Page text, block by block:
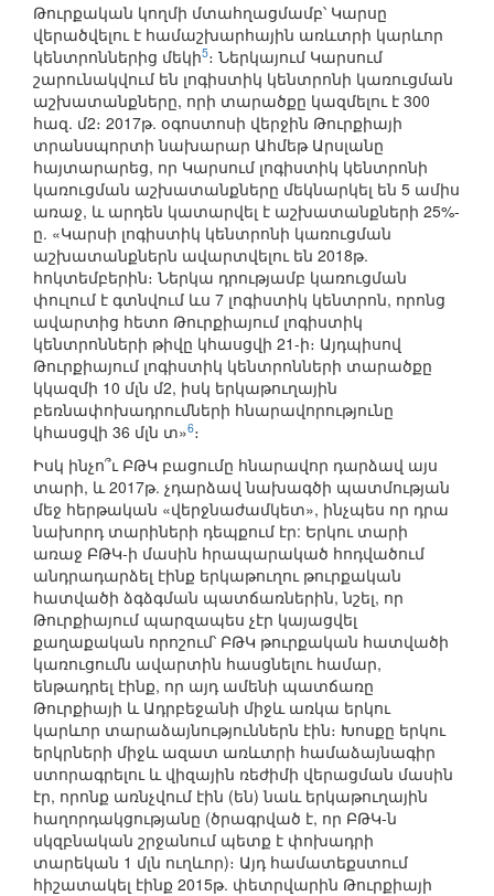
Թուրքական կողմի մտահղացմամբ՝ Կարսը
վերածվելու է համաշխարհային առևտրի կարևոր
կենտրոններից մեկի5։ Ներկայում Կարսում
շարունակվում են լոգիստիկ կենտրոնի կառուցման
աշխատանքները, որի տարածքը կազմելու է 300
հազ. մ2։ 2017թ. օգոստոսի վերջին Թուրքիայի
տրանսպորտի նախարար Ահմեթ Արսլանը
հայտարարեց, որ Կարսում լոգիստիկ կենտրոնի
կառուցման աշխատանքները մեկնարկել են 5 ամիս
առաջ, և արդեն կատարվել է աշխատանքների 25%-
ը. «Կարսի լոգիստիկ կենտրոնի կառուցման
աշխատանքներն ավարտվելու են 2018թ.
հոկտեմբերին։ Ներկա դրությամբ կառուցման
փուլում է գտնվում ևս 7 լոգիստիկ կենտրոն, որոնց
ավարտից հետո Թուրքիայում լոգիստիկ
կենտրոնների թիվը կհասցվի 21-ի։ Այդպիսով
Թուրքիայում լոգիստիկ կենտրոնների տարածքը
կկազմի 10 մլն մ2, իսկ երկաթուղային
բեռնափոխադրումների հնարավորությունը
կհասցվի 36 մլն տ»6։
Իսկ ինչո՞ւ ԲԹԿ բացումը հնարավոր դարձավ այս
տարի, և 2017թ. չդարձավ նախագծի պատմության
մեջ հերթական «վերջնաժամկետ», ինչպես որ դրա
նախորդ տարիների դեպքում էր: Երկու տարի
առաջ ԲԹԿ-ի մասին հրապարակած հոդվածում
անդրադարձել էինք երկաթուղու թուրքական
հատվածի ձգձգման պատճառներին, նշել, որ
Թուրքիայում պարզապես չէր կայացվել
քաղաքական որոշում՝ ԲԹԿ թուրքական հատվածի
կառուցումն ավարտին հասցնելու համար,
ենթադրել էինք, որ այդ ամենի պատճառը
Թուրքիայի և Ադրբեջանի միջև առկա երկու
կարևոր տարաձայնություններն էին։ Խոսքը երկու
երկրների միջև ազատ առևտրի համաձայնագիր
ստորագրելու և վիզային ռեժիմի վերացման մասին
էր, որոնք առնչվում էին (են) նաև երկաթուղային
հաղորդակցությանը (ծրագրված է, որ ԲԹԿ-ն
սկզբնական շրջանում պետք է փոխադրի
տարեկան 1 մլն ուղևոր)։ Այդ համատեքստում
հիշատակել էինք 2015թ. փետրվարին Թուրքիայի